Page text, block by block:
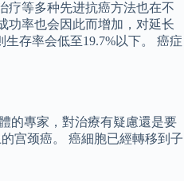
疗等多种先进抗癌方法也在不
功率也会因此而增加，对延长
存率会低至19.7%以下。 癌症
的專家，對治療有疑慮還是要
宫颈癌。 癌細胞已經轉移到子